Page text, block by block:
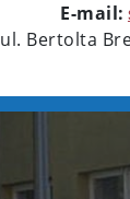
E-mail:
ul. Bertolta